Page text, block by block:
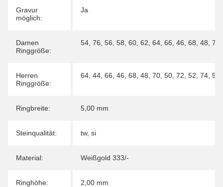
Gravur
möglich:
Ja
Damen
Ringgröße:
54 76 56 58 60 62 64 66 46 68 48 70
Herren
Ringgröße:
64 44 66 46 68 48 70 50 72 52 74 54
Ringbreite: 5,00 mm
Steinqualität: tw, si
Material: Weißgold 333/-
Ringhöhe: 2,00 mm